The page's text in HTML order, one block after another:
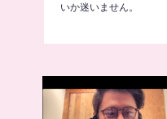
いか迷いません。